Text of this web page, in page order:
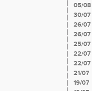
05/08
30/07
26/07
26/07
25/07
22/07
22/07
21/07
19/07